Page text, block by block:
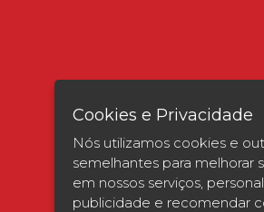
Cookies e Privacidade
Nós utilizamos cookies e
semelhantes para melhorar
em nossos serviços,
publicidade e recomendar